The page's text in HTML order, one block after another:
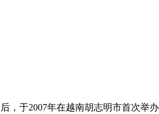
于2007年在越南胡志明市首次举办